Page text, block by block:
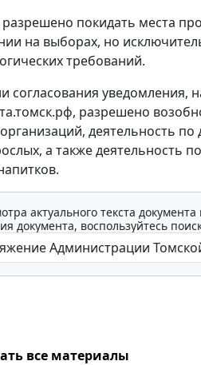
покидать места
на выборах, но
требований.
согласования уведомления,
разрешено
деятельность
а также деятельность
актуального текста
документа, воспользуйтесь
все материалы